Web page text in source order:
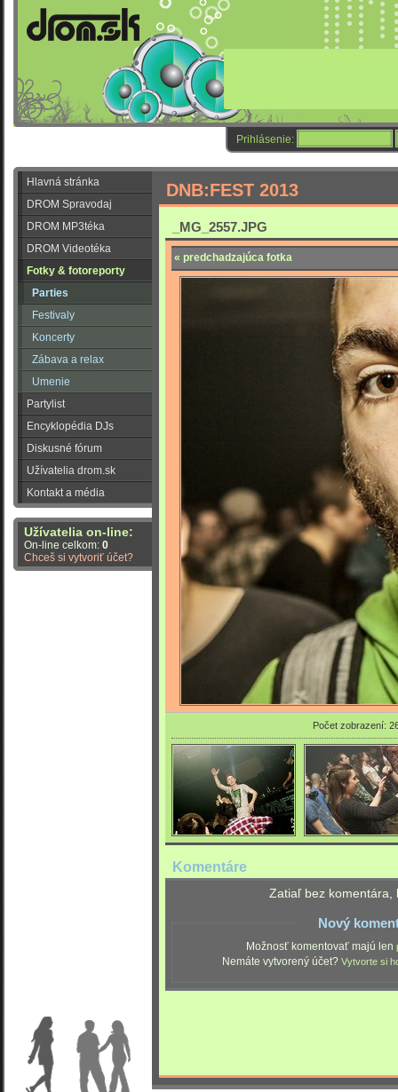
Prihlásenie:
Hlavná stránka
DROM Spravodaj
DROM MP3téka
DROM Videotéka
Fotky & fotoreporty
Parties
Festivaly
Koncerty
Zábava a relax
Umenie
Partylist
Encyklopédia DJs
Diskusné fórum
Užívatelia drom.sk
Kontakt a média
Užívatelia on-line:
On-line celkom: 0
Chceš si vytvoriť účet?
DNB:FEST 2013
_MG_2557.JPG
« predchadzajúca fotka
Počet zobrazení:
Komentáre
Zatiaľ bez komentára,
Nový
Možnosť komentovať majú len
Nemáte vytvorený účet? Vytvorte si